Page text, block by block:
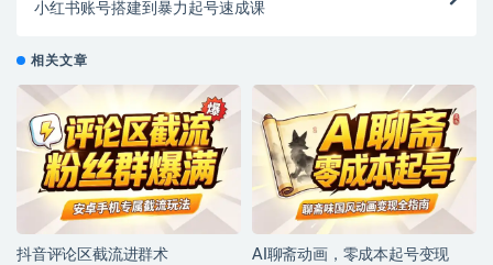
小红书账号搭建到暴力起号速成课
相关文章
抖音评论区截流进群术 AI聊斋动画，零成本起号变现